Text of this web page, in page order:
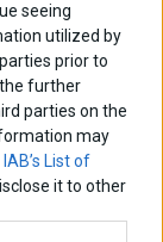
seeing
utilized by
prior to
further
parties on the
may
IAB’s List of
it to other
ΕΠΟΜΕΝΟ ΑΡΘΡΟ
μέχρι
Οι ταινίες που
στις αίθουσες